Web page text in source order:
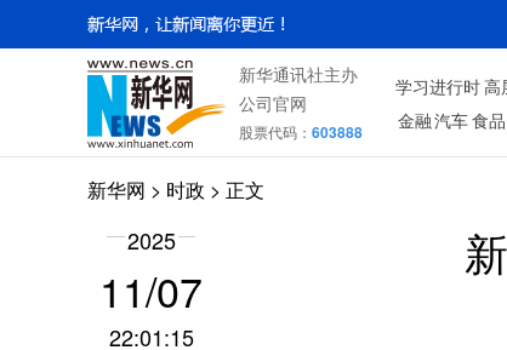
新华通讯社主办
公司官网
股票代码： 603888
学习进行时 高
金融 汽车 食品
新华网 > 时政 > 正文
2025
11/07
22:01:15